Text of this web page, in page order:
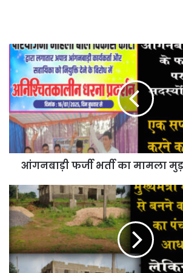
आंगनबाड़ी
फर्जी
भर्ती
का
मामला
मुड़ा
दुसरी
तरफ....।
आंगनबाड़ी फर्जी भर्ती का मामला
मुख्यमंत्री
सशक्तिकरण
योजना
से
20
लाख
का